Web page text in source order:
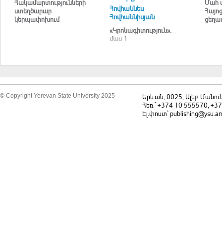
Հակամարտությունների
ստեղծարար
կերպափոխում
Հովհաննես
Հովհաննիսյան
«Կրոնագիտություն».
մաս 1
Մահ
Հայոց
© Copyright Yerevan State University 2025
Երևան, 0025, Ալեք
Հեռ.` +374 10 555570,
Էլ.փոստ`